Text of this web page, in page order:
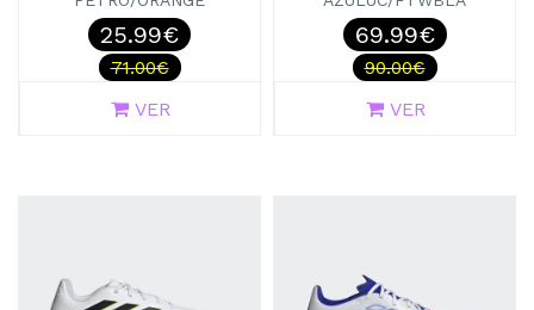
25.99€
71.00€
VER
69.99€
90.00€
VER